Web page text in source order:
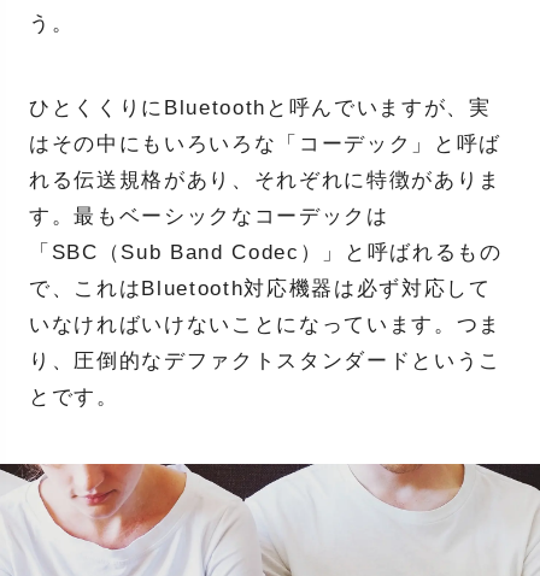
う。
ひとくくりにBluetoothと呼んでいますが、実
はその中にもいろいろな「コーデック」と呼ば
れる伝送規格があり、それぞれに特徴がありま
す。最もベーシックなコーデックは
「SBC（Sub Band Codec）」と呼ばれるもの
で、これはBluetooth対応機器は必ず対応して
いなければいけないことになっています。つま
り、圧倒的なデファクトスタンダードというこ
とです。